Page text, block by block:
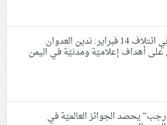
المركز الإعلاميّ في ائتلاف 14 فبراير: ندين العدوان
على أهداف إعلاميّة ومدنيّة في اليمن
يحصد الجوائز العالميّة في